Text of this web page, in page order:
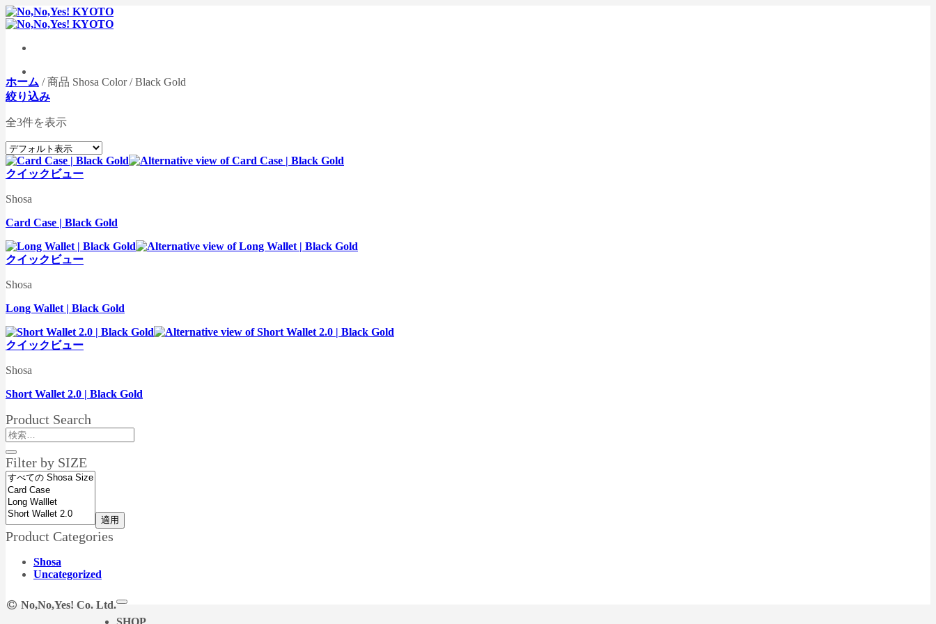
Skip
to
ホーム /商品 Shosa Color/Black Gold
絞り込み
全3件を表示
クイックビュー
Shosa
Card Case | Black Gold
クイックビュー
Shosa
Long Wallet | Black Gold
クイックビュー
Shosa
Short Wallet 2.0 | Black Gold
Product Search
検
索
対
象:
Filter by SIZE
適用
Product Categories
Shosa
Uncategorized
No,No,Yes! Co. Ltd.
SHOP